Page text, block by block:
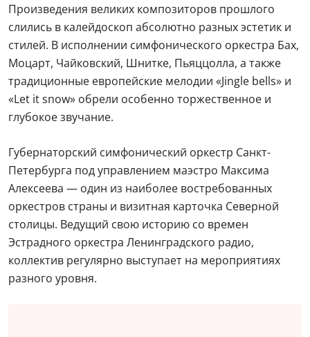
Произведения великих композиторов прошлого
слились в калейдоскоп абсолютно разных эстетик и
стилей. В исполнении симфонического оркестра Бах,
Моцарт, Чайковский, Шнитке, Пьяццолла, а также
традиционные европейские мелодии «Jingle bells» и
«Let it snow» обрели особенно торжественное и
глубокое звучание.
Губернаторский симфонический оркестр Санкт-
Петербурга под управлением маэстро Максима
Алексеева — один из наиболее востребованных
оркестров страны и визитная карточка Северной
столицы. Ведущий свою историю со времен
Эстрадного оркестра Ленинградского радио,
коллектив регулярно выступает на мероприятиях
разного уровня.